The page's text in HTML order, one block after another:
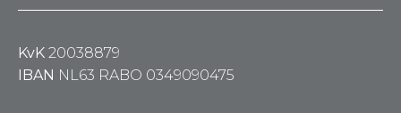
KvK 20038879
IBAN NL63 RABO 0349090475